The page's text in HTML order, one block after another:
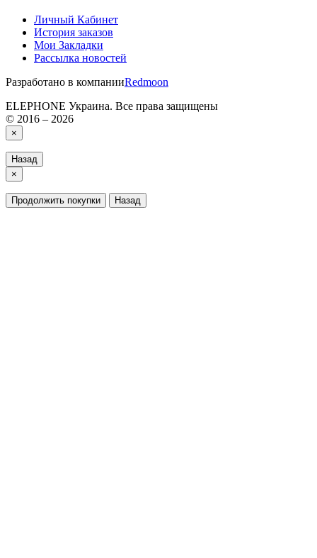
Личный Кабинет
История заказов
Мои Закладки
Рассылка новостей
Разработано в компанииRedmoon
ELEPHONE Украина. Все права защищены
© 2016 – 2026
×
Назад
×
Продолжить покупки Назад